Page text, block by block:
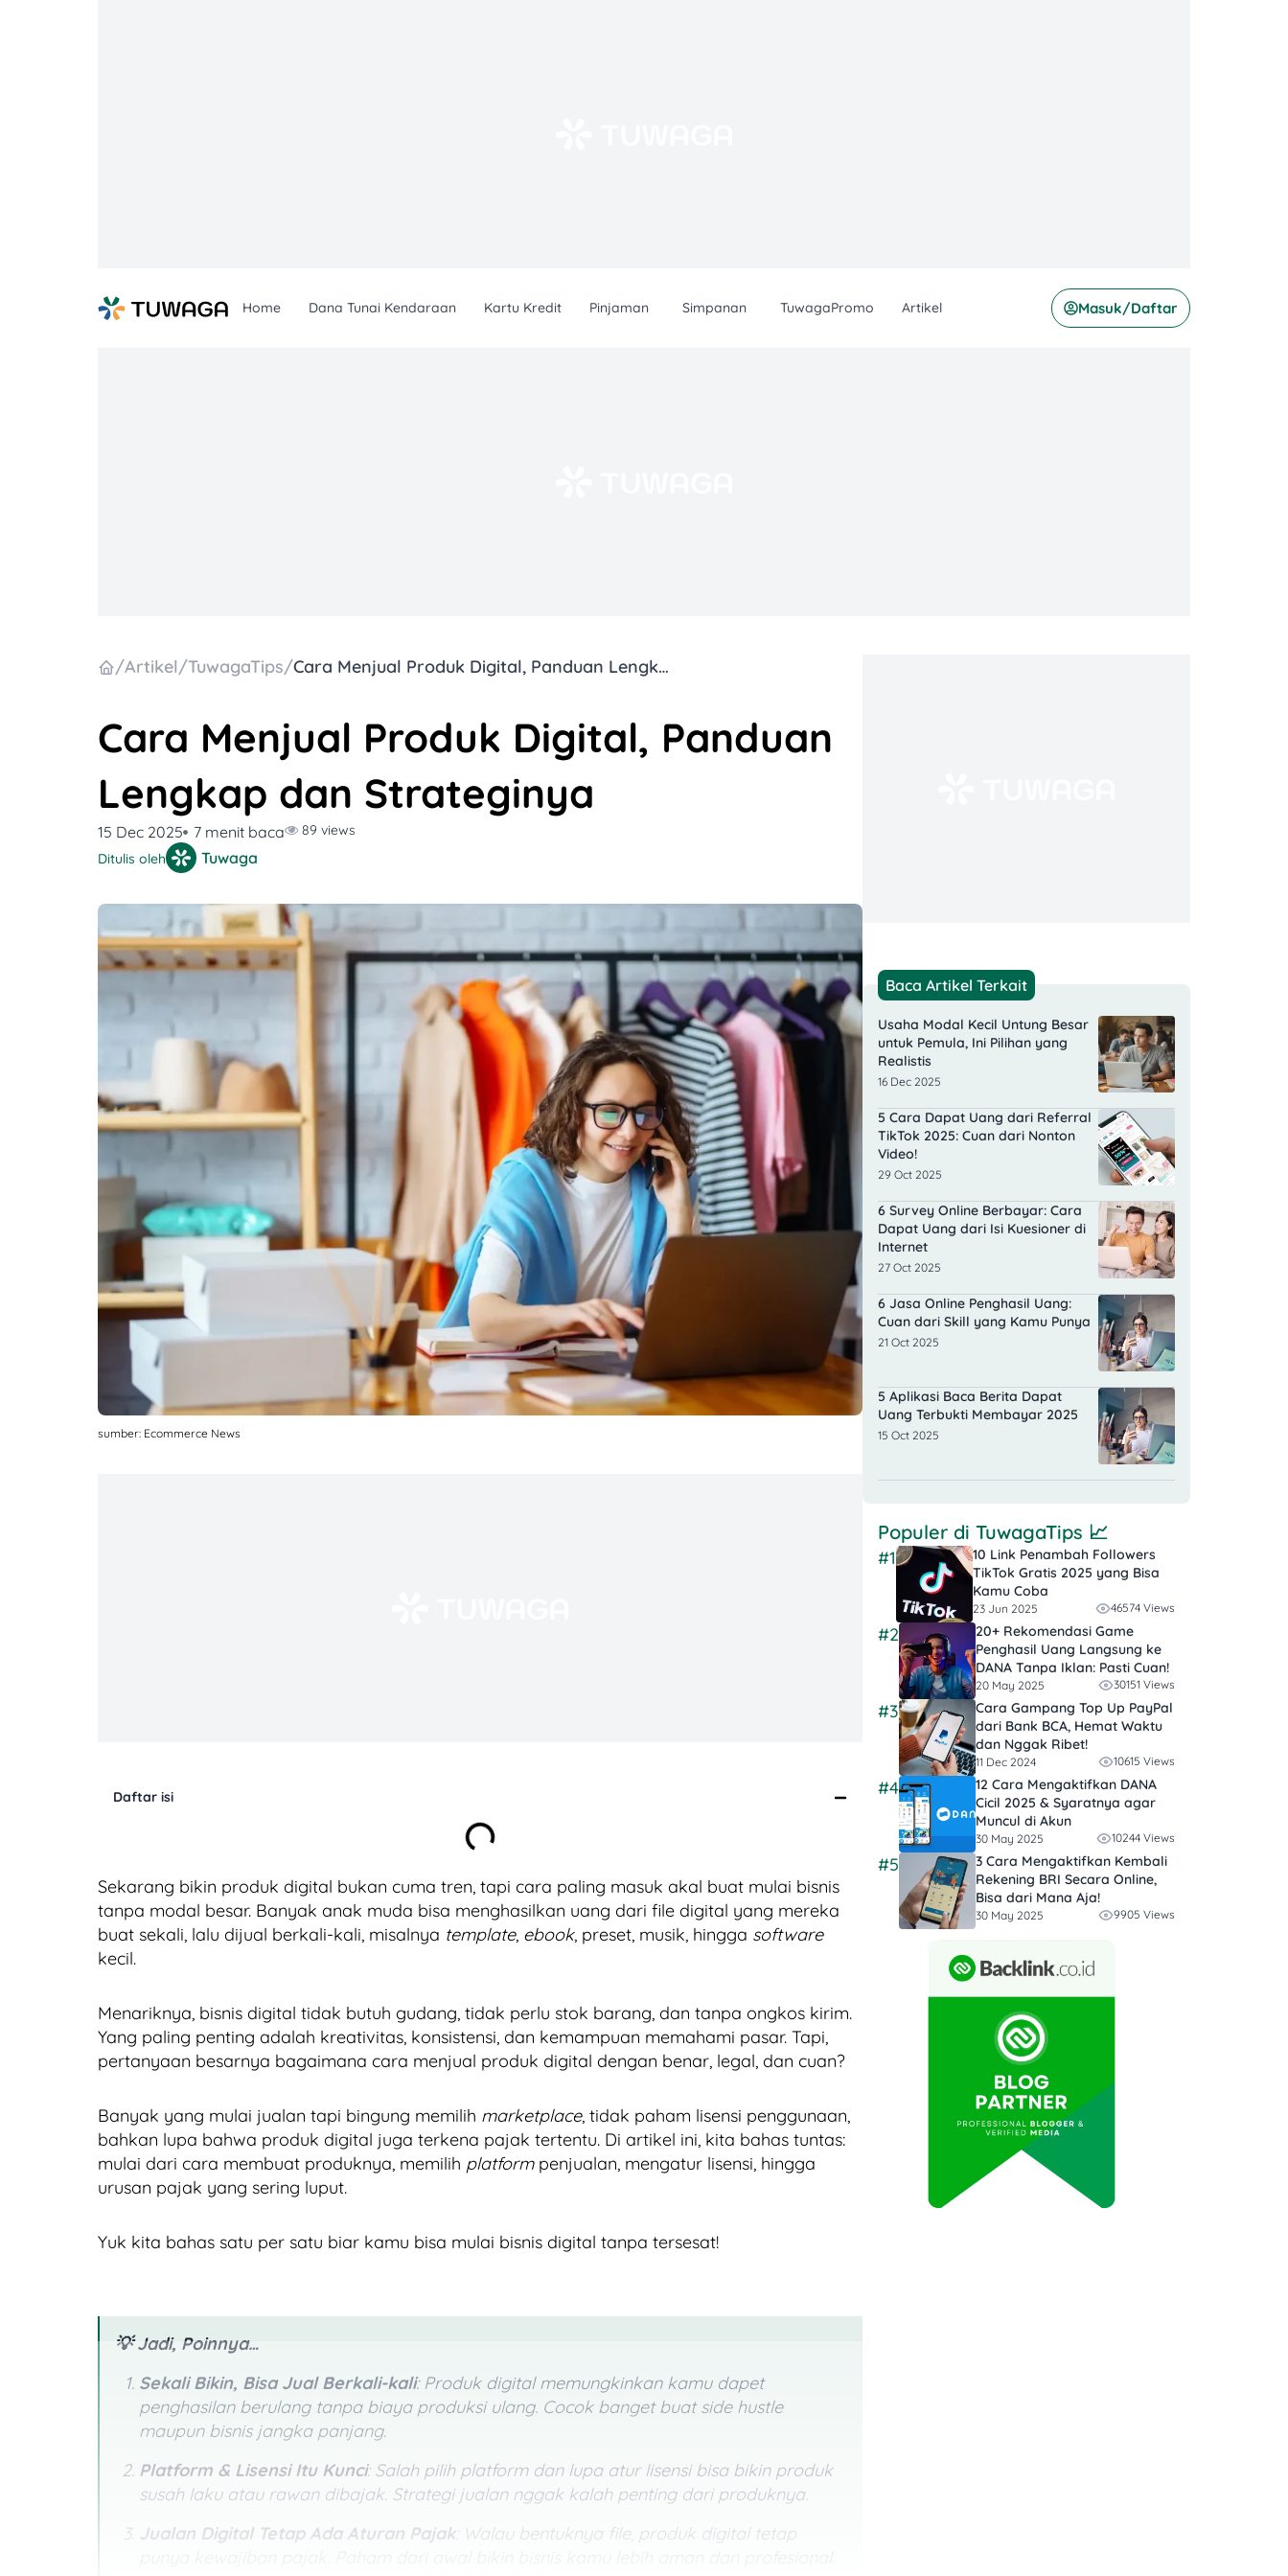
Home Dana Tunai Kendaraan Kartu Kredit Pinjaman Simpanan TuwagaPromo Artikel Masuk/Daftar
/Artikel/TuwagaTips/ Cara Menjual Produk Digital, Panduan Lengkap dan Strateginya
Cara Menjual Produk Digital, Panduan
Lengkap dan Strateginya
15 Dec 2025 7 menit baca
89 views
Ditulis oleh
Tuwaga
sumber: Ecommerce News
Daftar isi
Sekarang bikin produk digital bukan cuma tren, tapi cara paling masuk akal buat mulai bisnis
tanpa modal besar. Banyak anak muda bisa menghasilkan uang dari file digital yang mereka
buat sekali, lalu dijual berkali-kali, misalnya template, ebook, preset, musik, hingga software
kecil.
Menariknya, bisnis digital tidak butuh gudang, tidak perlu stok barang, dan tanpa ongkos kirim.
Yang paling penting adalah kreativitas, konsistensi, dan kemampuan memahami pasar. Tapi,
pertanyaan besarnya bagaimana cara menjual produk digital dengan benar, legal, dan cuan?
Banyak yang mulai jualan tapi bingung memilih marketplace, tidak paham lisensi penggunaan,
bahkan lupa bahwa produk digital juga terkena pajak tertentu. Di artikel ini, kita bahas tuntas:
mulai dari cara membuat produknya, memilih platform penjualan, mengatur lisensi, hingga
urusan pajak yang sering luput.
Yuk kita bahas satu per satu biar kamu bisa mulai bisnis digital tanpa tersesat!
💡 Jadi, Poinnya…
Sekali Bikin, Bisa Jual Berkali-kali: Produk digital memungkinkan kamu dapet
penghasilan berulang tanpa biaya produksi ulang. Cocok banget buat side hustle
maupun bisnis jangka panjang.
Platform & Lisensi Itu Kunci: Salah pilih platform dan lupa atur lisensi bisa bikin produk
susah laku atau rawan dibajak. Strategi jualan nggak kalah penting dari produknya.
Jualan Digital Tetap Ada Aturan Pajak: Walau bentuknya file, produk digital tetap
Baca Artikel Terkait
Usaha Modal Kecil Untung Besar
untuk Pemula, Ini Pilihan yang
Realistis
16 Dec 2025
5 Cara Dapat Uang dari Referral
TikTok 2025: Cuan dari Nonton
Video!
29 Oct 2025
6 Survey Online Berbayar: Cara
Dapat Uang dari Isi Kuesioner di
Internet
27 Oct 2025
6 Jasa Online Penghasil Uang:
Cuan dari Skill yang Kamu Punya
21 Oct 2025
5 Aplikasi Baca Berita Dapat
Uang Terbukti Membayar 2025
15 Oct 2025
Populer di TuwagaTips 📈
#1
10 Link Penambah Followers
TikTok Gratis​ 2025 yang Bisa
Kamu Coba
23 Jun 2025 46574 Views
#2
20+ Rekomendasi Game
Penghasil Uang Langsung ke
DANA Tanpa Iklan​: Pasti Cuan!
20 May 2025 30151 Views
#3
Cara Gampang Top Up PayPal
dari Bank BCA, Hemat Waktu
dan Nggak Ribet!
11 Dec 2024 10615 Views
#4
12 Cara Mengaktifkan DANA
Cicil 2025 & Syaratnya agar
Muncul di Akun
30 May 2025 10244 Views
#5
3 Cara Mengaktifkan Kembali
Rekening BRI Secara Online,
Bisa dari Mana Aja!
30 May 2025 9905 Views